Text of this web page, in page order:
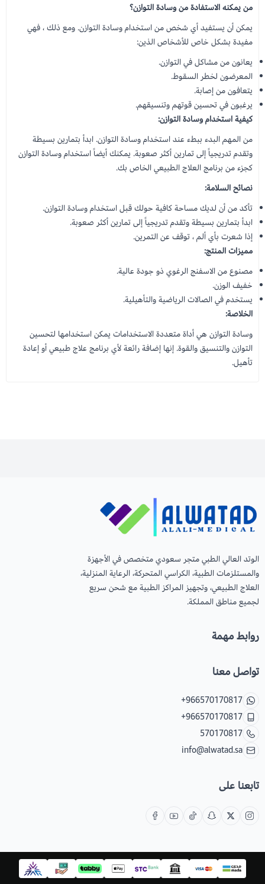
من يمكنه الاستفادة من وسادة التوازن؟
يمكن أن يستفيد أي شخص من استخدام وسادة التوازن. ومع ذلك ، فهي
مفيدة بشكل خاص للأشخاص الذين:
يعانون من مشاكل في التوازن.
المعرضون لخطر السقوط.
يتعافون من إصابة.
يرغبون في تحسين قوتهم وتنسيقهم.
كيفية استخدام وسادة التوازن:
من المهم البدء ببطء عند استخدام وسادة التوازن. ابدأ بتمارين بسيطة
وتقدم تدريجياً إلى تمارين أكثر صعوبة. يمكنك أيضاً استخدام وسادة التوازن
كجزء من برنامج العلاج الطبيعي الخاص بك.
نصائح السلامة:
تأكد من أن لديك مساحة كافية حولك قبل استخدام وسادة التوازن.
ابدأ بتمارين بسيطة وتقدم تدريجياً إلى تمارين أكثر صعوبة.
إذا شعرت بأي ألم ، توقف عن التمرين.
مميزات المنتج:
مصنوع من الاسفنج الرغوي ذو جودة عالية.
خفيف الوزن.
يستخدم في الصالات الرياضية والتأهيلية.
الخلاصة:
وسادة التوازن هي أداة متعددة الاستخدامات يمكن استخدامها لتحسين
التوازن والتنسيق والقوة. إنها إضافة رائعة لأي برنامج علاج طبيعي أو إعادة
تأهيل.
الوتد العالي الطبي متجر سعودي متخصص في الأجهزة
والمستلزمات الطبية، الكراسي المتحركة، الرعاية المنزلية،
العلاج الطبيعي، وتجهيز المراكز الطبية مع شحن سريع
لجميع مناطق المملكة.
روابط مهمة
تواصل معنا
+966570170817
+966570170817
570170817
info@alwatad.sa
تابعنا على